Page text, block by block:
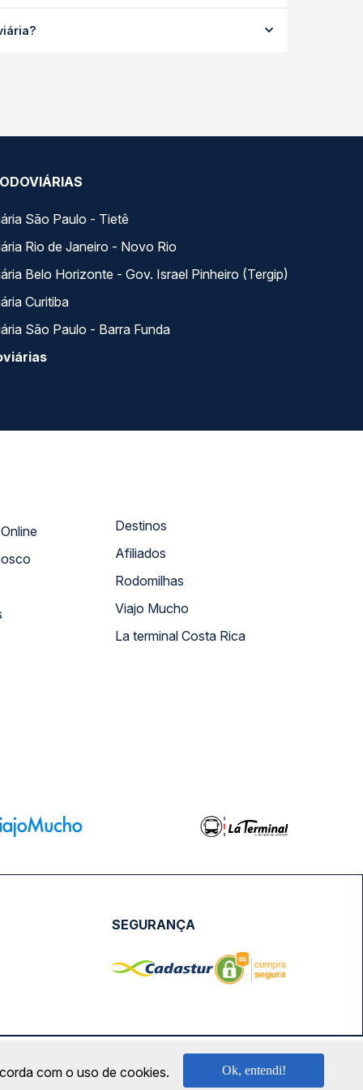
as viações em tempo real e garante a melhor
São Paulo - Tietê
Rio de Janeiro - Novo Rio
Belo Horizonte - Gov. Israel Pinheiro (Tergip)
Curitiba
São Paulo - Barra Funda
Atendimento Online
Destinos
Afiliados
Rodomilhas
Viajo Mucho
La terminal Costa Rica
SEGURANÇA
0001-57 | saconibus@queropassagem.com.br
com o uso de cookies. Ok, entendi!